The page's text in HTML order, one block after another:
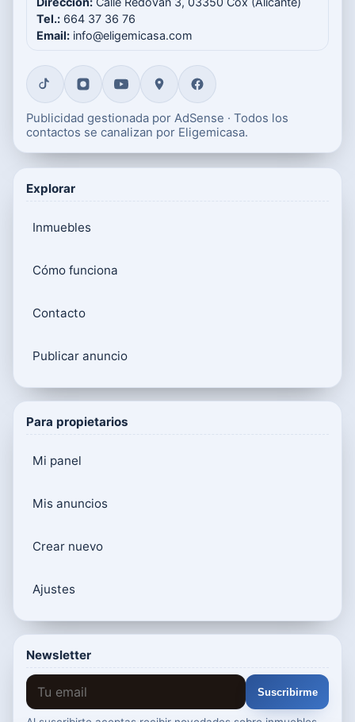
Tel.: 664 37 36 76
Email: info@eligemicasa.com
Publicidad gestionada por AdSense · Todos los
contactos se canalizan por Eligemicasa.
Explorar
Inmuebles
Cómo funciona
Contacto
Publicar anuncio
Para propietarios
Mi panel
Mis anuncios
Crear nuevo
Ajustes
Newsletter
Suscribirme